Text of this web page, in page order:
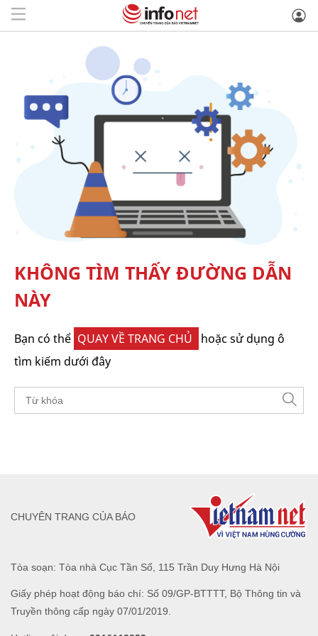
KHÔNG TÌM THẤY ĐƯỜNG DẪN
NÀY
Bạn có thể QUAY VỀ TRANG CHỦ
hoặc sử dụng ô
tìm kiếm dưới đây
Tòa soạn: Tòa nhà Cục Tần Số, 115 Trần Duy Hưng Hà Nội
Giấy phép hoạt động báo chí: Số 09/GP-BTTTT, Bộ Thông tin và
Truyền thông cấp ngày 07/01/2019.
CHUYÊN TRANG CỦA BÁO